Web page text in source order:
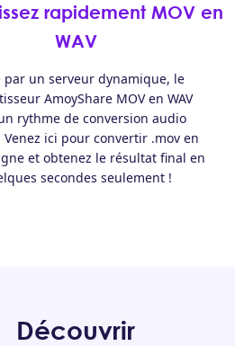
rapidement MOV en
WAV
par un serveur dynamique, le
AmoyShare MOV en WAV
rythme de conversion audio
Venez ici pour convertir .mov en
et obtenez le résultat final en
secondes seulement !
Découvrir